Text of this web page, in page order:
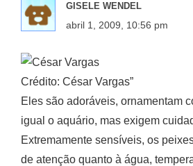
GISELE WENDEL
abril 1, 2009, 10:56 pm
Crédito: César Vargas”
Eles são adoráveis, ornamentam
igual o aquário, mas exigem
Extremamente sensíveis, os
de atenção quanto à água,